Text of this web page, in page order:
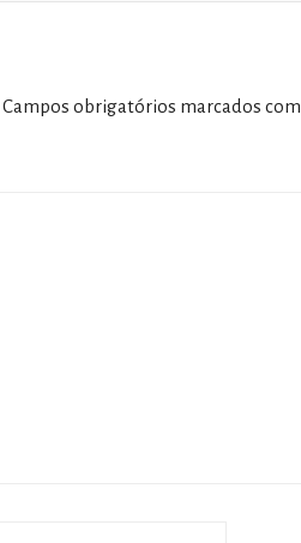
Campos obrigatórios marcados com